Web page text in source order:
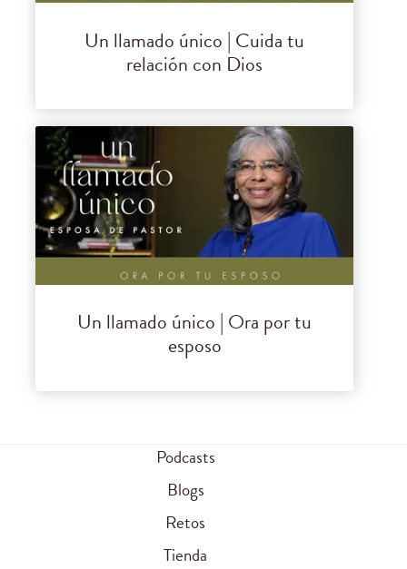
Un llamado único | Cuida tu
relación con Dios
Un llamado único | Ora por tu
esposo
Podcasts
Blogs
Retos
Tienda